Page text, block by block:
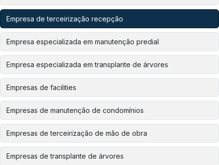
Empresa de terceirização recepção
Empresa especializada em manutenção predial
Empresa especializada em transplante de árvores
Empresas de facilities
Empresas de manutenção de condomínios
Empresas de terceirização de mão de obra
Empresas de transplante de árvores